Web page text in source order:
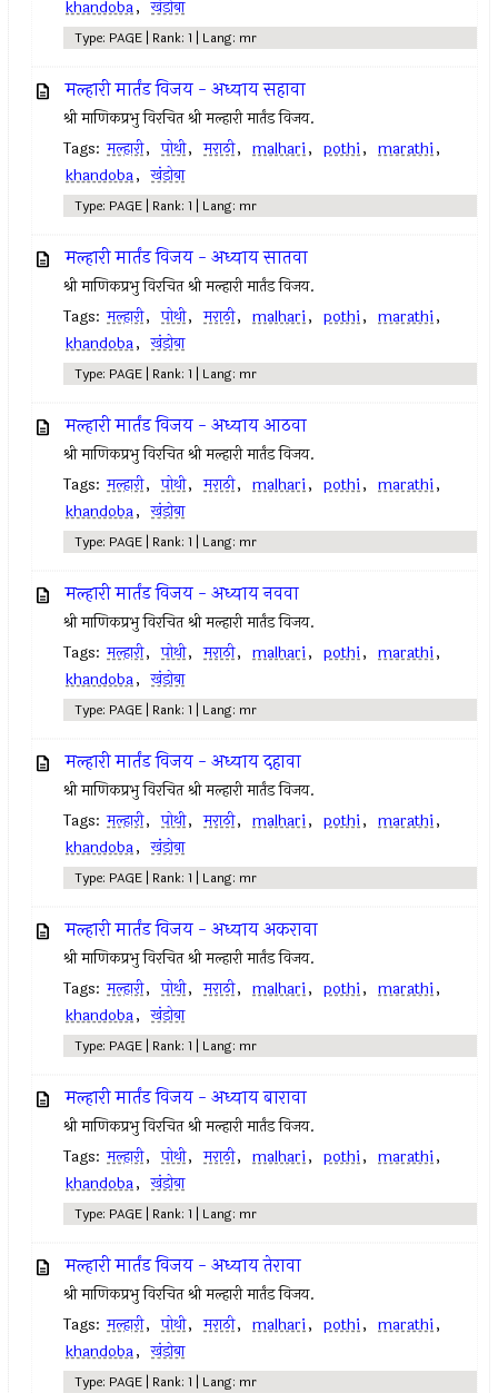
khandoba, खंडोबा
Type: PAGE | Rank: 1 | Lang: mr
मल्हारी मार्तंड विजय - अध्याय सहावा
श्री माणिकप्रभु विरचित श्री मल्हारी मार्तंड विजय.
Tags: मल्हारी, पोथी, मराठी, malhari, pothi, marathi,
khandoba, खंडोबा
Type: PAGE | Rank: 1 | Lang: mr
मल्हारी मार्तंड विजय - अध्याय सातवा
श्री माणिकप्रभु विरचित श्री मल्हारी मार्तंड विजय.
Tags: मल्हारी, पोथी, मराठी, malhari, pothi, marathi,
khandoba, खंडोबा
Type: PAGE | Rank: 1 | Lang: mr
मल्हारी मार्तंड विजय - अध्याय आठवा
श्री माणिकप्रभु विरचित श्री मल्हारी मार्तंड विजय.
Tags: मल्हारी, पोथी, मराठी, malhari, pothi, marathi,
khandoba, खंडोबा
Type: PAGE | Rank: 1 | Lang: mr
मल्हारी मार्तंड विजय - अध्याय नववा
श्री माणिकप्रभु विरचित श्री मल्हारी मार्तंड विजय.
Tags: मल्हारी, पोथी, मराठी, malhari, pothi, marathi,
khandoba, खंडोबा
Type: PAGE | Rank: 1 | Lang: mr
मल्हारी मार्तंड विजय - अध्याय दहावा
श्री माणिकप्रभु विरचित श्री मल्हारी मार्तंड विजय.
Tags: मल्हारी, पोथी, मराठी, malhari, pothi, marathi,
khandoba, खंडोबा
Type: PAGE | Rank: 1 | Lang: mr
मल्हारी मार्तंड विजय - अध्याय अकरावा
श्री माणिकप्रभु विरचित श्री मल्हारी मार्तंड विजय.
Tags: मल्हारी, पोथी, मराठी, malhari, pothi, marathi,
khandoba, खंडोबा
Type: PAGE | Rank: 1 | Lang: mr
मल्हारी मार्तंड विजय - अध्याय बारावा
श्री माणिकप्रभु विरचित श्री मल्हारी मार्तंड विजय.
Tags: मल्हारी, पोथी, मराठी, malhari, pothi, marathi,
khandoba, खंडोबा
Type: PAGE | Rank: 1 | Lang: mr
मल्हारी मार्तंड विजय - अध्याय तेरावा
श्री माणिकप्रभु विरचित श्री मल्हारी मार्तंड विजय.
Tags: मल्हारी, पोथी, मराठी, malhari, pothi, marathi,
khandoba, खंडोबा
Type: PAGE | Rank: 1 | Lang: mr